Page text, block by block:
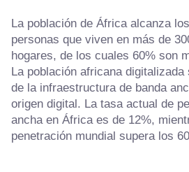
La población de África alcanza
personas que viven en más de
hogares, de los cuales 60% son
La población africana
de la infraestructura de banda
origen digital. La tasa actual de
ancha en África es de 12%,
penetración mundial supera los